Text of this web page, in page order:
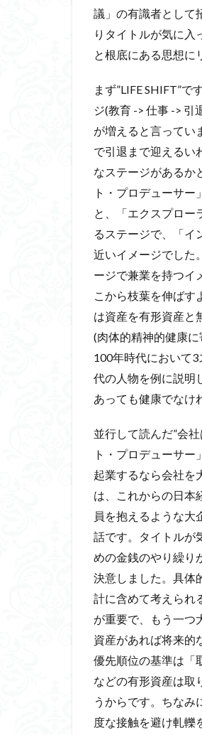
議」の有識者として
りタイトルが気に入
と根底にある思想に
まず”LIFE SHIFT”
ジ(教育 -> 仕事 ->
が増えると言ってい
で引退まで迎えるい
なステージがあるか
ト・プロデューサ
と、「エクスプロー
るステージで、「イ
近いイメージでした
ージで兼業を持つイ
こから枝葉を伸ばす
は資産を有形資産と
(肉体的精神的健康
100年時代において
代の人物を例に説明
あっても健康でなけ
並行して読んだ”会
ト・プロデューサ
起業するなら会社を
は、これからの日本
員を抱えるような大
話です。タイトルが
めの金銭のやり繰り
決意しました。具体
計に含めて考えられ
が重要で、もう一つ
資産があれば将来的
優先順位の基準は「
などの有形資産は取
うからです。ちなみ
度な接触を避け軋轢